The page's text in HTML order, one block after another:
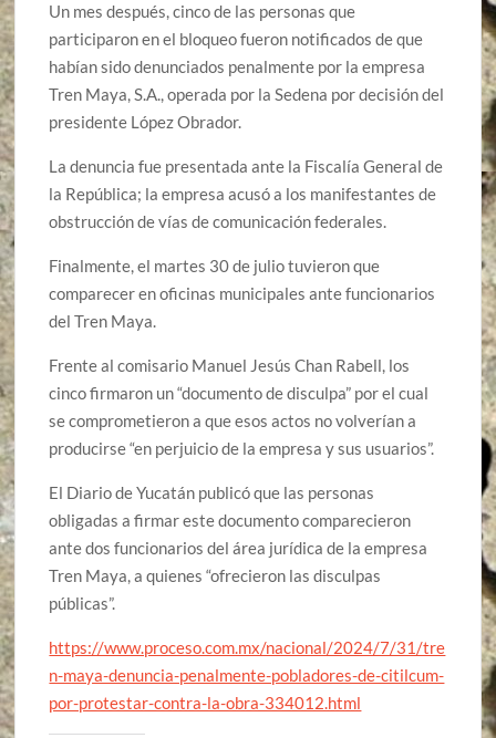
Un mes después, cinco de las personas que
participaron en el bloqueo fueron notificados de que
habían sido denunciados penalmente por la empresa
Tren Maya, S.A., operada por la Sedena por decisión del
presidente López Obrador.
La denuncia fue presentada ante la Fiscalía General de
la República; la empresa acusó a los manifestantes de
obstrucción de vías de comunicación federales.
Finalmente, el martes 30 de julio tuvieron que
comparecer en oficinas municipales ante funcionarios
del Tren Maya.
Frente al comisario Manuel Jesús Chan Rabell, los
cinco firmaron un “documento de disculpa” por el cual
se comprometieron a que esos actos no volverían a
producirse “en perjuicio de la empresa y sus usuarios”.
El Diario de Yucatán publicó que las personas
obligadas a firmar este documento comparecieron
ante dos funcionarios del área jurídica de la empresa
Tren Maya, a quienes “ofrecieron las disculpas
públicas”.
https://www.proceso.com.mx/nacional/2024/7/31/tre
n-maya-denuncia-penalmente-pobladores-de-citilcum-
por-protestar-contra-la-obra-334012.html